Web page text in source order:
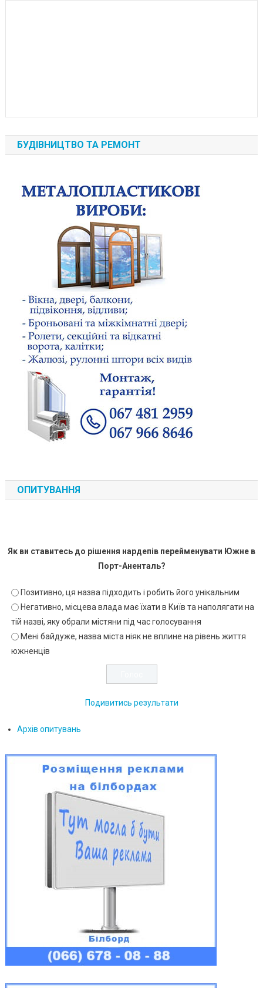
БУДІВНИЦТВО ТА РЕМОНТ
ОПИТУВАННЯ
Як ви ставитесь до рішення нардепів перейменувати Южне в
Порт-Аненталь?
Позитивно, ця назва підходить і робить його унікальним
Негативно, місцева влада має їхати в Київ та наполягати на
тій назві, яку обрали містяни під час голосування
Мені байдуже, назва міста ніяк не вплине на рівень життя
южненців
Подивитись результати
Архів опитувань